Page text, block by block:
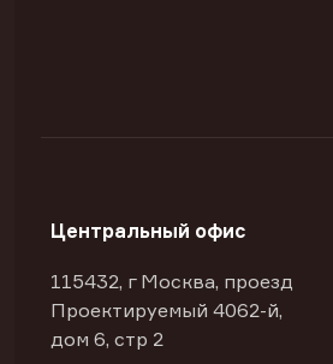
Центральный офис
115432, г Москва, проезд
Проектируемый 4062-й,
дом 6, стр 2